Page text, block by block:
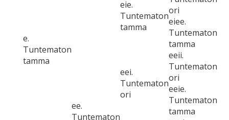
e.
Tuntematon
tamma
eie.
Tuntematon
tamma
ori
eiee.
Tuntematon
tamma
ee.
Tuntematon
eei.
Tuntematon
ori
eeii.
Tuntematon
ori
eeie.
Tuntematon
tamma